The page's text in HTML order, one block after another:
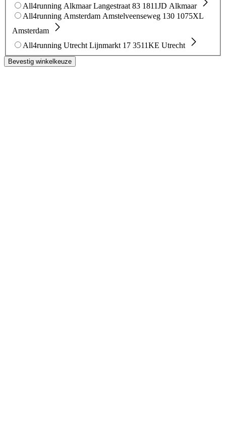
All4running Alkmaar Langestraat 83 1811JD Alkmaar
All4running Amsterdam Amstelveenseweg 130 1075XL
Amsterdam
All4running Utrecht Lijnmarkt 17 3511KE Utrecht
Bevestig winkelkeuze